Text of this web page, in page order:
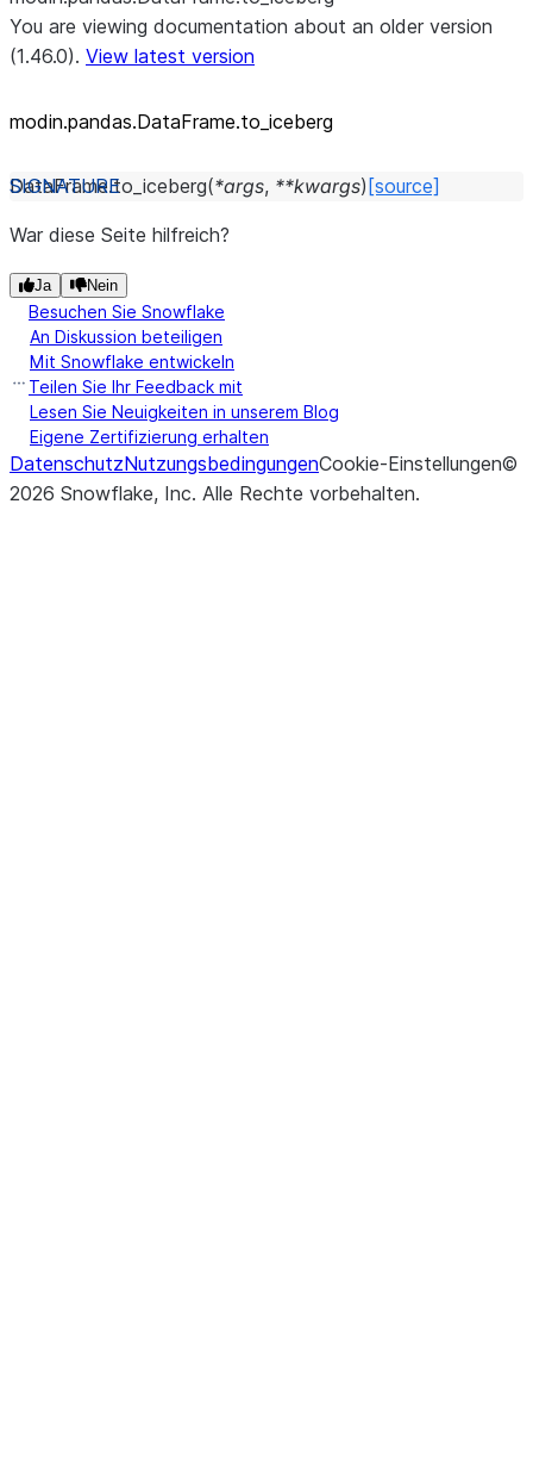
You are viewing documentation about an older version
(1.46.0). View latest version
modin.pandas.DataFrame.to_ iceberg
DataFrame.to_iceberg(*args, **kwargs) [source]
War diese Seite hilfreich?
Ja Nein
Besuchen Sie Snowflake
An Diskussion beteiligen
Mit Snowflake entwickeln
Teilen Sie Ihr Feedback mit
Lesen Sie Neuigkeiten in unserem Blog
Eigene Zertifizierung erhalten
DatenschutzNutzungsbedingungenCookie-Einstellungen©
2026 Snowflake, Inc. Alle Rechte vorbehalten.